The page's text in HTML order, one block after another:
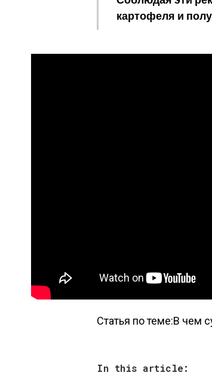
картофеля и
Статья по теме:В чем
In this article: